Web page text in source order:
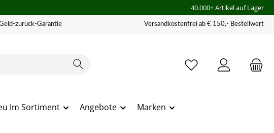
40.000+ Artikel auf Lager
zurück-Garantie Versandkostenfrei ab € 150,- Bestellwert
Im Sortiment Angebote Marken